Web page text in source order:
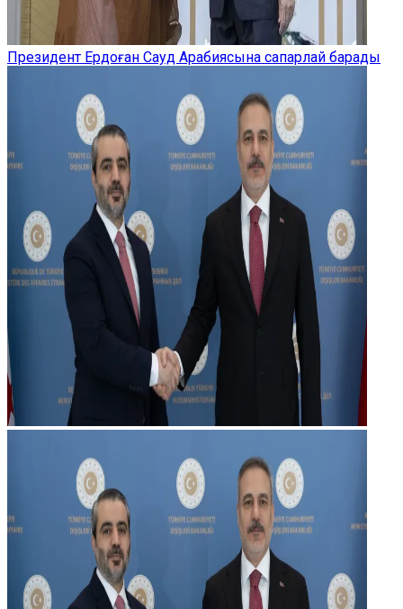
Президент Ердоған Сауд Арабиясына сапарлай барады